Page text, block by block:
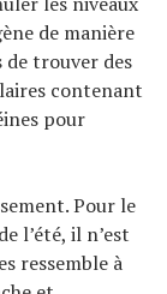
de manière
de trouver des
contenant
pour
Pour le
l’été, il n’est
ressemble à